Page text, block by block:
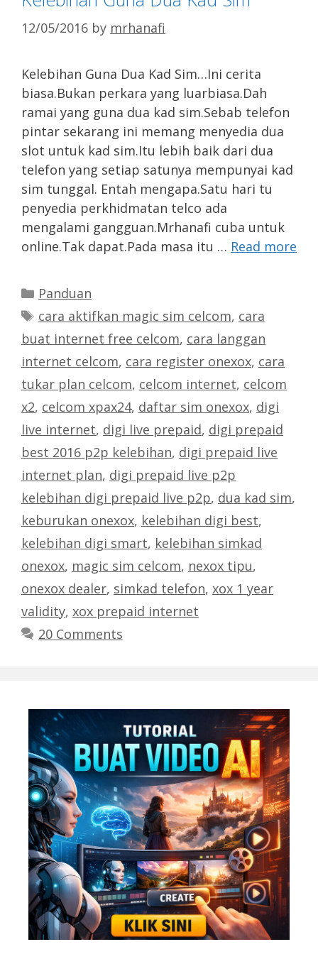
12/05/2016 by mrhanafi
Kelebihan Guna Dua Kad Sim…Ini cerita
biasa.Bukan perkara yang luarbiasa.Dah
ramai yang guna dua kad sim.Sebab telefon
pintar sekarang ini memang menyedia dua
slot untuk kad sim.Itu lebih baik dari dua
telefon yang setiap satunya mempunyai kad
sim tunggal. Entah mengapa.Satu hari tu
penyedia perkhidmatan telco ada
mengalami gangguan.Mrhanafi cuba untuk
online.Tak dapat.Pada masa itu … Read more
Categories
Panduan
Tags
cara aktifkan magic sim celcom, cara
buat internet free celcom, cara langgan
internet celcom, cara register onexox, cara
tukar plan celcom, celcom internet, celcom
x2, celcom xpax24, daftar sim onexox, digi
live internet, digi live prepaid, digi prepaid
best 2016 p2p kelebihan, digi prepaid live
internet plan, digi prepaid live p2p
kelebihan digi prepaid live p2p, dua kad sim,
keburukan onexox, kelebihan digi best,
kelebihan digi smart, kelebihan simkad
onexox, magic sim celcom, nexox tipu,
onexox dealer, simkad telefon, xox 1 year
validity, xox prepaid internet
20 Comments